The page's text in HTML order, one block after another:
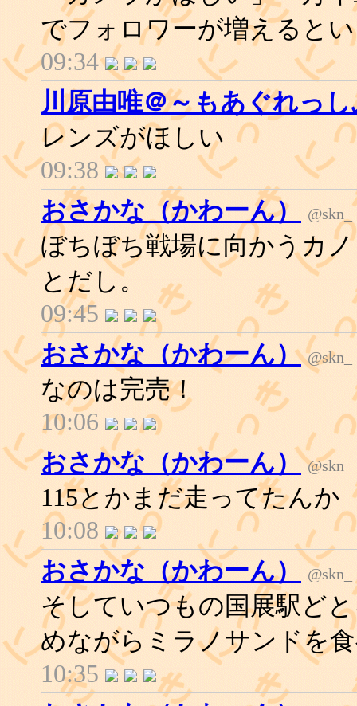
でフォロワーが増えると
09:34
川原由唯＠～もあぐれっ
レンズがほしい
09:38
おさかな（かわーん）
@skn_
ぼちぼち戦場に向かうカ
とだし。
09:45
おさかな（かわーん） @skn_
なのは完売！
10:06
おさかな（かわーん） @skn_
115とかまだ走ってたんか
10:08
おさかな（かわーん）
@skn_
そしていつもの国展駅ど
めながらミラノサンドを
10:35